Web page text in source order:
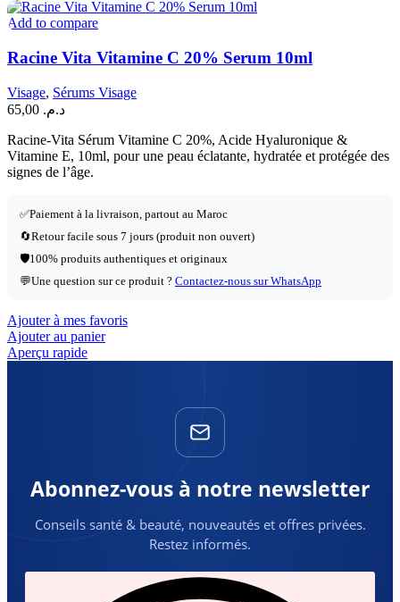
Add to compare
Racine Vita Vitamine C 20% Serum 10ml
Visage, Sérums Visage
د.م.
Racine-Vita Sérum Vitamine C 20%, Acide Hyaluronique &
Vitamine E, 10ml, pour une peau éclatante, hydratée et protégée des
signes de l’âge.
✅Paiement à la livraison, partout au Maroc
🔄Retour facile sous 7 jours (produit non ouvert)
🛡️100% produits authentiques et originaux
💬Une question sur ce produit ? Contactez-nous sur WhatsApp
Ajouter à mes favoris
Ajouter au panier
Aperçu rapide
Abonnez-vous à notre newsletter
Conseils santé & beauté, nouveautés et offres privées.
Restez informés.